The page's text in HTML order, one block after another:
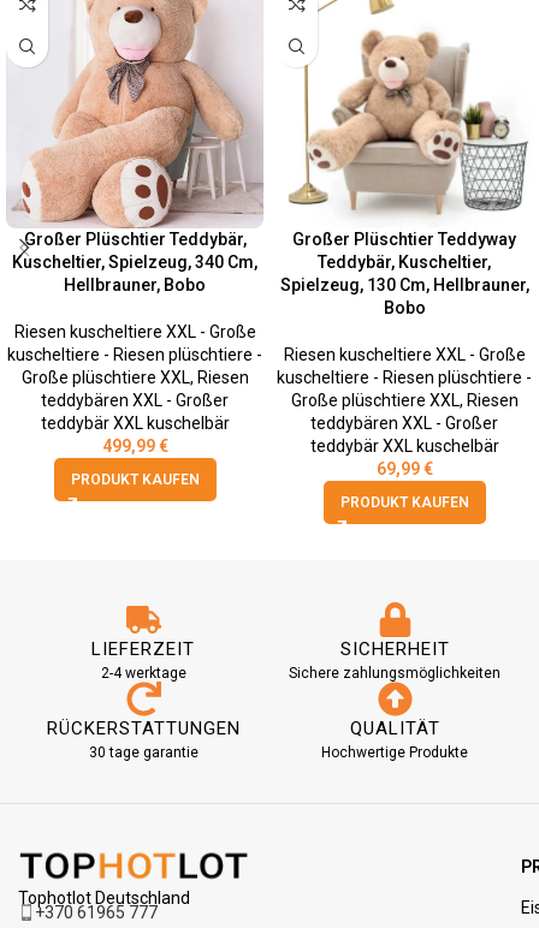
Großer Plüschtier Teddybär,
Kuscheltier, Spielzeug, 340 Cm,
Hellbrauner, Bobo
Riesen kuscheltiere XXL - Große
kuscheltiere - Riesen plüschtiere -
Große plüschtiere XXL, Riesen
teddybären XXL - Großer
teddybär XXL kuschelbär
499,99€
PRODUKT KAUFEN
Großer Plüschtier Teddyway
Teddybär, Kuscheltier,
Spielzeug, 130 Cm, Hellbrauner,
Bobo
Riesen kuscheltiere XXL - Große
kuscheltiere - Riesen plüschtiere -
Große plüschtiere XXL, Riesen
teddybären XXL - Großer
teddybär XXL kuschelbär
69,99€
PRODUKT KAUFEN
LIEFERZEIT
2-4 werktage
SICHERHEIT
Sichere zahlungsmöglichkeiten
RÜCKERSTATTUNGEN
30 tage garantie
QUALITÄT
Hochwertige Produkte
Tophotlot Deutschland
+370 61965 777